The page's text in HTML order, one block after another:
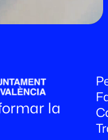
la